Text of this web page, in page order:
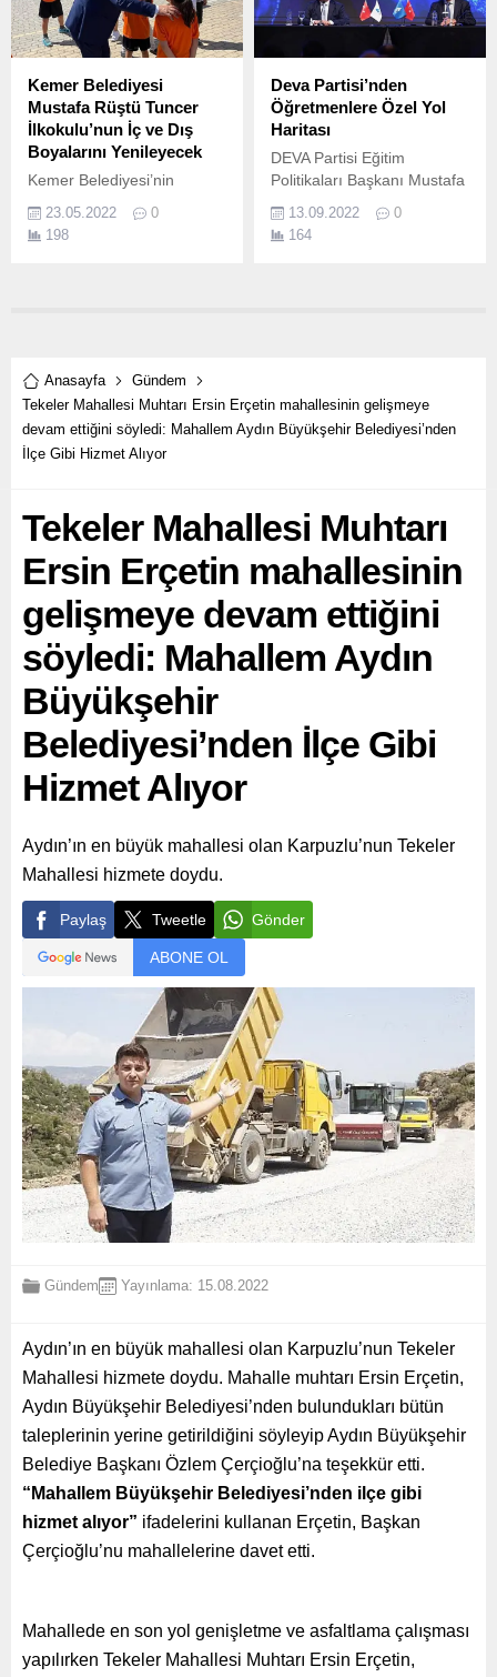
Kemer Belediyesi
Mustafa Rüştü Tuncer
İlkokulu’nun İç ve Dış
Boyalarını Yenileyecek
Kemer Belediyesi’nin
devam ediyor.
23.05.2022
0
198
Deva Partisi’nden
Öğretmenlere Özel Yol
Haritası
DEVA Partisi Eğitim
Politikaları Başkanı Mustafa
Öğretmenlik Meslek
Kanunu’na ilişkin
13.09.2022
0
164
Anasayfa
Gündem
Tekeler Mahallesi Muhtarı Ersin Erçetin mahallesinin gelişmeye
devam ettiğini söyledi: Mahallem Aydın Büyükşehir Belediyesi’nden
İlçe Gibi Hizmet Alıyor
Tekeler Mahallesi Muhtarı
Ersin Erçetin mahallesinin
gelişmeye devam ettiğini
söyledi: Mahallem Aydın
Büyükşehir
Belediyesi’nden İlçe Gibi
Hizmet Alıyor
Aydın’ın en büyük mahallesi olan Karpuzlu’nun Tekeler
Mahallesi hizmete doydu.
Paylaş Tweetle Gönder
ABONE OL
Gündem Yayınlama: 15.08.2022
Aydın’ın en büyük mahallesi olan Karpuzlu’nun Tekeler
Mahallesi hizmete doydu. Mahalle muhtarı Ersin Erçetin,
Aydın Büyükşehir Belediyesi’nden bulundukları bütün
taleplerinin yerine getirildiğini söyleyip Aydın Büyükşehir
Belediye Başkanı Özlem Çerçioğlu’na teşekkür etti.
“Mahallem Büyükşehir Belediyesi’nden ilçe gibi
hizmet alıyor” ifadelerini kullanan Erçetin, Başkan
Çerçioğlu’nu mahallelerine davet etti.
Mahallede en son yol genişletme ve asfaltlama çalışması
yapılırken Tekeler Mahallesi Muhtarı Ersin Erçetin,